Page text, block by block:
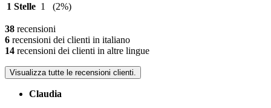
1 Stelle 1 (2%)
38 recensioni
6 recensioni dei clienti in italiano
14 recensioni dei clienti in altre lingue
Visualizza tutte le recensioni clienti.
Claudia